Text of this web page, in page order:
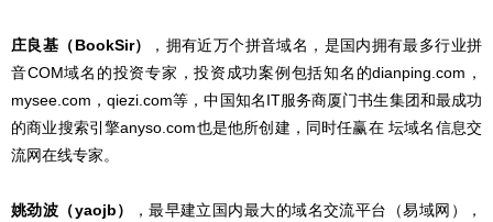
庄良基（BookSir）
，拥有近万个拼音域名，是国内拥有最多行业拼
音COM域名的投资专家，投资成功案例包括知名的dianping.com，
mysee.com，qiezi.com等，中国知名IT服务商厦门书生集团和最成功
的商业搜索引擎anyso.com也是他所创建，同时任赢在 坛域名信息交
流网在线专家。
姚劲波（yaojb）
，最早建立国内最大的域名交流平台（易域网），